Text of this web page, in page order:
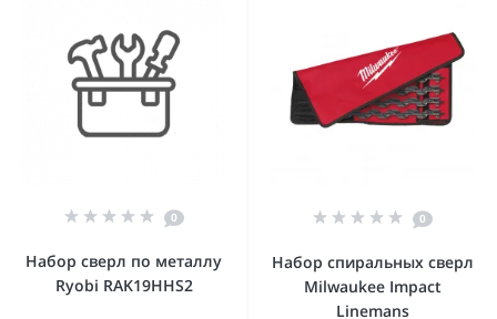
0
Набор сверл по металлу
Ryobi RAK19HHS2
0
Набор спиральных сверл
Milwaukee Impact
Linemans